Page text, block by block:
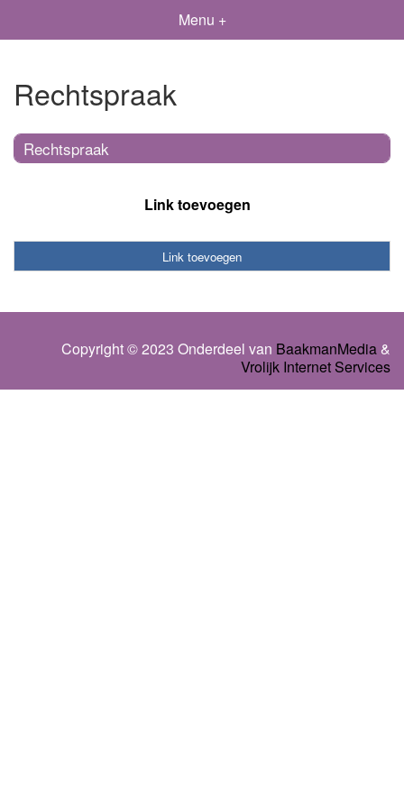
Menu +
Rechtspraak
Rechtspraak
Link toevoegen
Link toevoegen
Copyright © 2023 Onderdeel van BaakmanMedia &
Vrolijk Internet Services